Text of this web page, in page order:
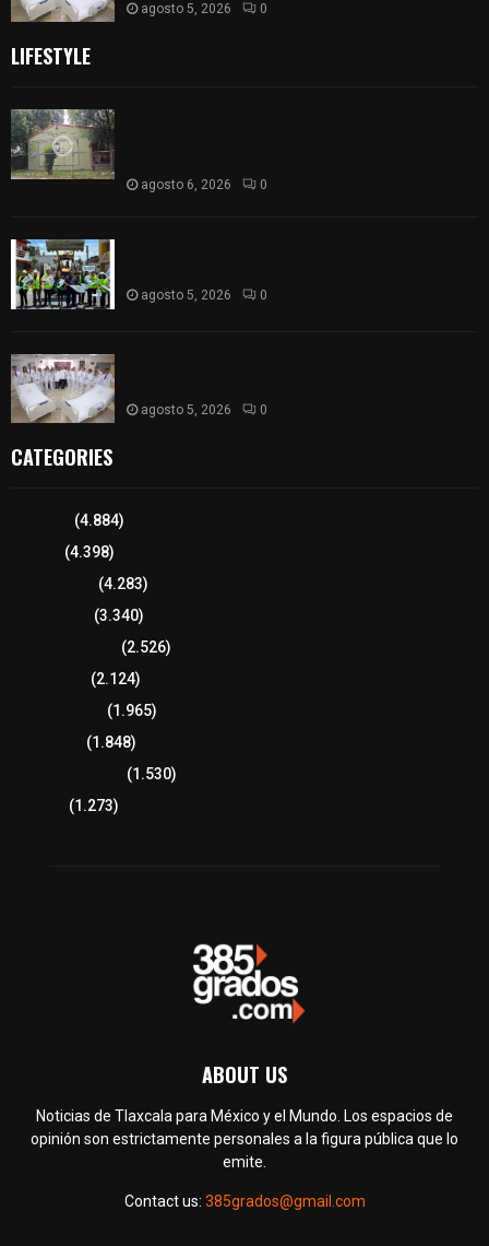
agosto 5, 2026 0
LIFESTYLE
agosto 6, 2026 0
agosto 5, 2026 0
agosto 5, 2026 0
CATEGORIES
(4.884)
(4.398)
(4.283)
(3.340)
(2.526)
(2.124)
(1.965)
(1.848)
(1.530)
(1.273)
ABOUT US
Noticias de Tlaxcala para México y el Mundo. Los espacios de
opinión son estrictamente personales a la figura pública que lo
emite.
Contact us: 385grados@gmail.com